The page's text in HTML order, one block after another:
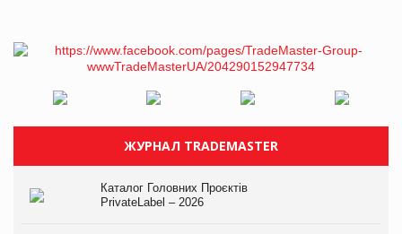
ЖУРНАЛ TRADEMASTER
Каталог Головних Проєктів
PrivateLabel – 2026